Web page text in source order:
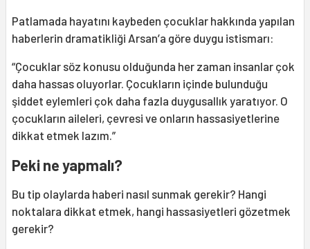
Patlamada hayatını kaybeden çocuklar hakkında yapılan
haberlerin dramatikliği Arsan’a göre duygu istismarı:
“Çocuklar söz konusu olduğunda her zaman insanlar çok
daha hassas oluyorlar. Çocukların içinde bulunduğu
şiddet eylemleri çok daha fazla duygusallık yaratıyor. O
çocukların aileleri, çevresi ve onların hassasiyetlerine
dikkat etmek lazım.”
Peki ne yapmalı?
Bu tip olaylarda haberi nasıl sunmak gerekir? Hangi
noktalara dikkat etmek, hangi hassasiyetleri gözetmek
gerekir?